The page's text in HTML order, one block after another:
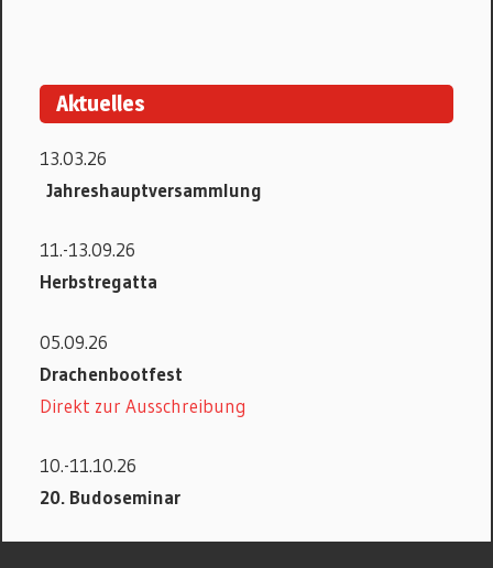
Aktuelles
13.03.26
Jahreshauptversammlung
11.-13.09.26
Herbstregatta
05.09.26
Drachenbootfest
Direkt zur Ausschreibung
10.-11.10.26
20. Budoseminar